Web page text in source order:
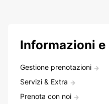
Informazioni
Gestione prenotazioni
Servizi & Extra
Prenota con noi